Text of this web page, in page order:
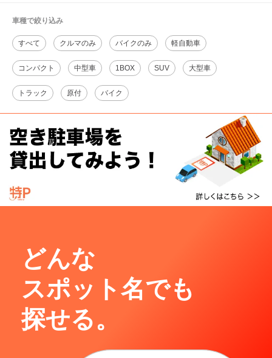
車種で絞り込み
すべて クルマのみ バイクのみ 軽自動車
コンパクト 中型車 1BOX SUV 大型車
トラック 原付 バイク
どんな
スポット名でも
探せる。